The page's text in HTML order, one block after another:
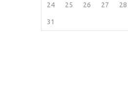
24 25 26 27 28
31